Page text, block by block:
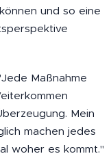
und so eine
Maßnahme
Mein
machen jedes
woher es kommt."